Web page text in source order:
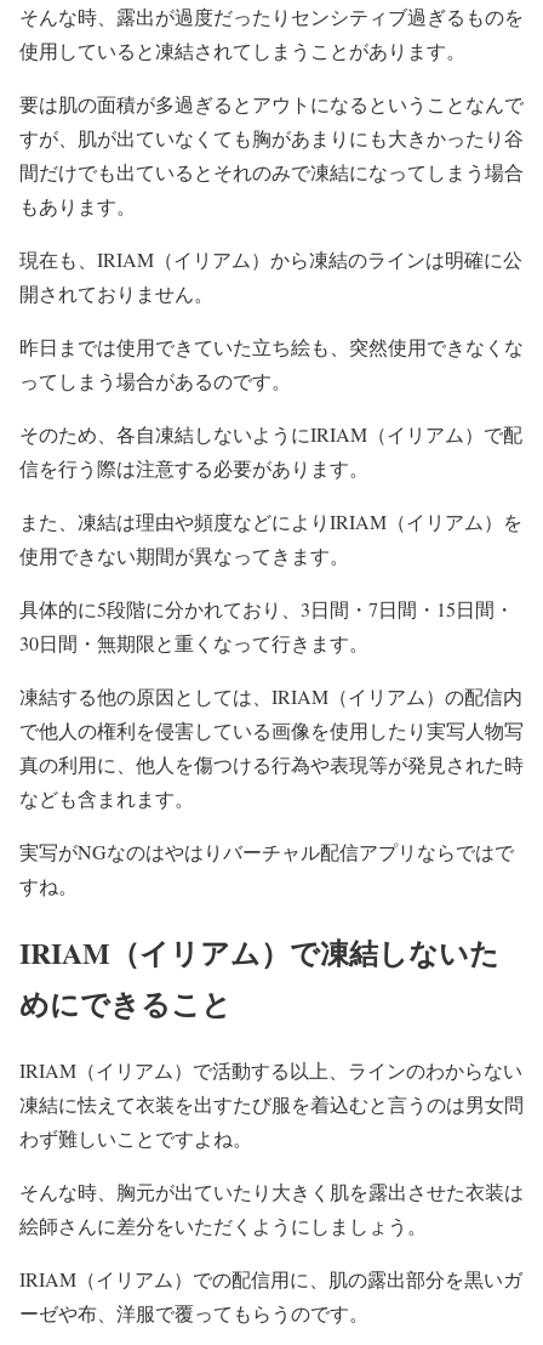
そんな時、露出が過度だったりセンシティブ過ぎるものを
使用していると凍結されてしまうことがあります。
要は肌の面積が多過ぎるとアウトになるということなんで
すが、肌が出ていなくても胸があまりにも大きかったり谷
間だけでも出ているとそれのみで凍結になってしまう場合
もあります。
現在も、IRIAM（イリアム）から凍結のラインは明確に公
開されておりません。
昨日までは使用できていた立ち絵も、突然使用できなくな
ってしまう場合があるのです。
そのため、各自凍結しないようにIRIAM（イリアム）で配
信を行う際は注意する必要があります。
また、凍結は理由や頻度などによりIRIAM（イリアム）を
使用できない期間が異なってきます。
具体的に5段階に分かれており、3日間・7日間・15日間・
30日間・無期限と重くなって行きます。
凍結する他の原因としては、 IRIAM（イリアム）の配信内
で他人の権利を侵害している画像を使用したり実写人物写
真の利用に、他人を傷つける行為や表現等が発見された時
なども含まれます。
実写がNGなのはやはりバーチャル配信アプリならではで
すね。
IRIAM（イリアム）で凍結しないた
めにできること
IRIAM（イリアム）で活動する以上、ラインのわからない
凍結に怯えて衣装を出すたび服を着込むと言うのは男女問
わず難しいことですよね。
そんな時、胸元が出ていたり大きく肌を露出させた衣装は
絵師さんに差分をいただくようにしましょう。
IRIAM（イリアム）での配信用に、肌の露出部分を黒いガ
ーゼや布、洋服で覆ってもらうのです。